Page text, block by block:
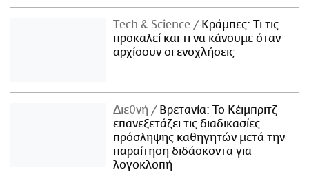
Τech & Science
Κράμπες: Τι τις
προκαλεί και τι να κάνουμε όταν
αρχίσουν οι ενοχλήσεις
Διεθνή
Βρετανία: Το Κέιμπριτζ
επανεξετάζει τις διαδικασίες
πρόσληψης καθηγητών μετά την
παραίτηση διδάσκοντα για
λογοκλοπή